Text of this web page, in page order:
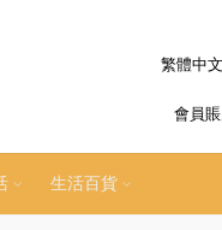
繁體中文
會員
生活百貨